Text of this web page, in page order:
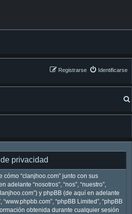
Identificarse
Registrarse
privacidad
cómo “clanjhoo.com” junto con sus
adelante “nosotros”, “nos”, “nuestro”,
y phpBB (de aquí en adelante
“www.phpbb.com”, “phpBB Limited”, “phpBB
obtenida durante cualquier sesión